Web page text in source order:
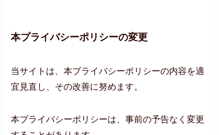
本プライバシーポリシーの変更
当サイトは、本プライバシーポリシーの内容を適
宜見直し、その改善に努めます。
本プライバシーポリシーは、事前の予告なく変更